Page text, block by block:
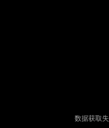
数据获取